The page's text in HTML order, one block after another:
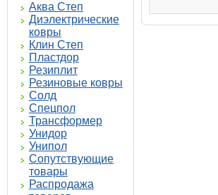
Аква Степ
Диэлектрические
ковры
Клин Степ
Пластдор
Резиплит
Резиновые ковры
Солд
Спецпол
Трансформер
Унидор
Унипол
Сопутствующие
товары
Распродажа